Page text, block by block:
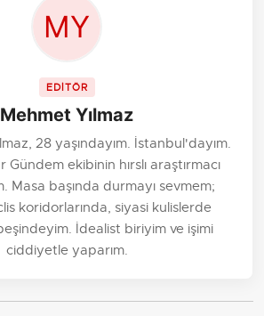
EDİTÖR
Mehmet Yılmaz
28 yaşındayım. İstanbul'dayım.
ekibinin hırslı araştırmacı
Masa başında durmayı sevmem;
koridorlarında, siyasi kulislerde
İdealist biriyim ve işimi
ciddiyetle yaparım.